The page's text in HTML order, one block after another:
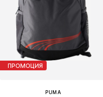
ПРОМОЦИЯ
PUMA